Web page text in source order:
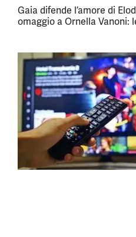
Gaia difende l’amore di
omaggio a Ornella Vanoni: